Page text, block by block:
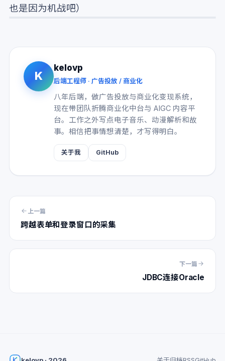
也是因为机战吧）
K
kelovp
后端工程师 · 广告投放 / 商业化
八年后端，做广告投放与商业化变现系统，
现在带团队折腾商业化中台与 AIGC 内容平
台。工作之外写点电子音乐、动漫解析和故
事。相信把事情想清楚，才写得明白。
关于我 GitHub
上一篇
跨越表单和登录窗口的采集
下一篇
JDBC连接Oracle